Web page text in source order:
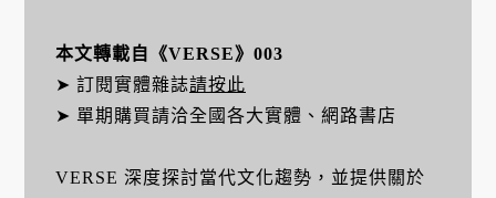
本文轉載自《VERSE》003
➤ 訂閱實體雜誌請按此
➤ 單期購買請洽全國各大實體、網路書店
VERSE 深度探討當代文化趨勢，並提供關於